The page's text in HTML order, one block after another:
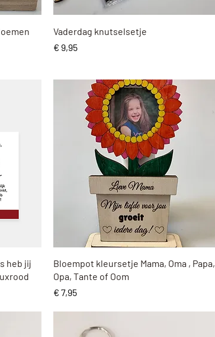
Snel overzicht
Vaderdag knutselsetje
Prijs
€ 9,95
heb jij
Snel overzicht
Bloempot kleursetje Mama, Oma , Papa,
Opa, Tante of Oom
Prijs
€ 7,95